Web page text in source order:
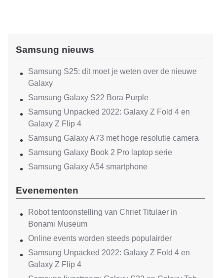
Samsung nieuws
Samsung S25: dit moet je weten over de nieuwe
Galaxy
Samsung Galaxy S22 Bora Purple
Samsung Unpacked 2022: Galaxy Z Fold 4 en
Galaxy Z Flip 4
Samsung Galaxy A73 met hoge resolutie camera
Samsung Galaxy Book 2 Pro laptop serie
Samsung Galaxy A54 smartphone
Evenementen
Robot tentoonstelling van Chriet Titulaer in
Bonami Museum
Online events worden steeds populairder
Samsung Unpacked 2022: Galaxy Z Fold 4 en
Galaxy Z Flip 4